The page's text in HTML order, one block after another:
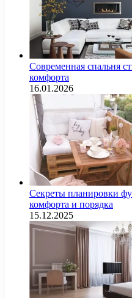
Современная спальня
комфорта
16.01.2026
Секреты планировки
комфорта и порядка
15.12.2025